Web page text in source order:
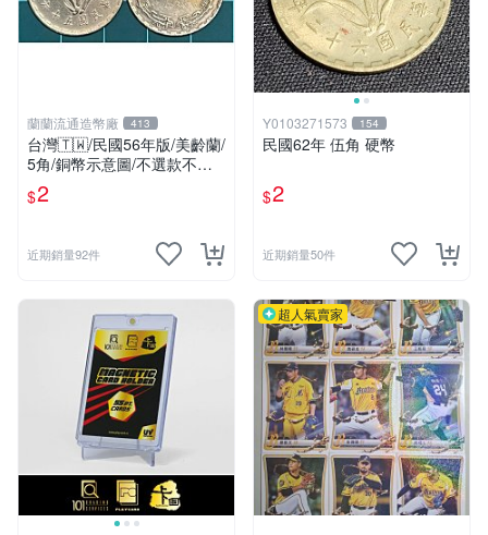
蘭蘭流通造幣廠 413
台灣🇹🇼/民國56年版/美齡蘭/
5角/銅幣示意圖/不選款不挑
品/隨機出貨
$2
近期銷量92件
Y0103271573 154
民國62年 伍角 硬幣
$2
近期銷量50件
超人氣賣家